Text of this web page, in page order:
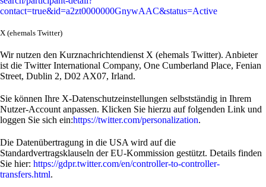
contact=true&id=a2zt0000000GnywAAC&status=Active
X (ehemals Twitter)
Wir nutzen den Kurznachrichtendienst X (ehemals Twitter). Anbieter
ist die Twitter International Company, One Cumberland Place, Fenian
Street, Dublin 2, D02 AX07, Irland.
Sie können Ihre X-Datenschutzeinstellungen selbstständig in Ihrem
Nutzer-Account anpassen. Klicken Sie hierzu auf folgenden Link und
loggen Sie sich ein:https://twitter.com/personalization.
Die Datenübertragung in die USA wird auf die
Standardvertragsklauseln der EU-Kommission gestützt. Details finden
Sie hier: https://gdpr.twitter.com/en/controller-to-controller-
transfers.html.